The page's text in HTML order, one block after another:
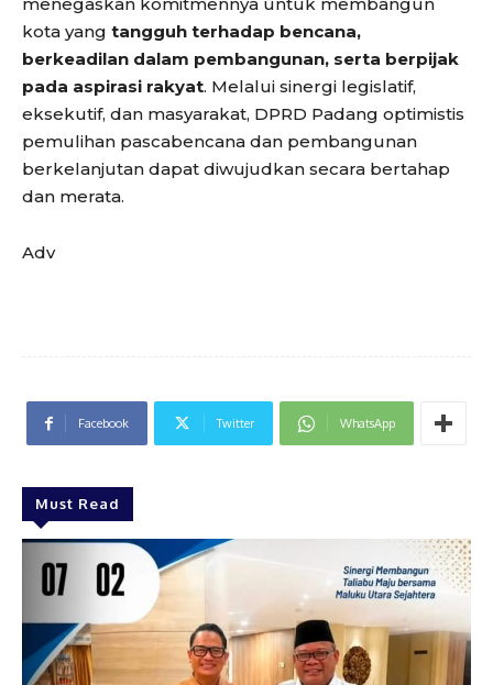
kota yang tangguh terhadap bencana,
berkeadilan dalam pembangunan, serta berpijak
pada aspirasi rakyat. Melalui sinergi legislatif,
eksekutif, dan masyarakat, DPRD Padang optimistis
pemulihan pascabencana dan pembangunan
berkelanjutan dapat diwujudkan secara bertahap
dan merata.
Adv
Facebook Twitter WhatsApp
Must Read